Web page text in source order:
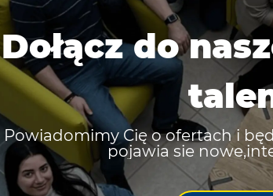
Dołącz do
Powiadomimy Cię o ofertach i
pojawia sie